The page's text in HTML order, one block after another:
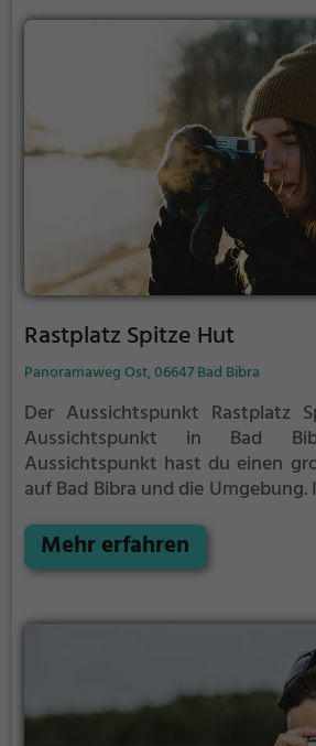
Rastplatz Spitze Hut
Panoramaweg Ost, 06647 Bad Bibra
Der Aussichtspunkt Rastplatz
Aussichtspunkt in Bad
Aussichtspunkt hast du einen
auf Bad Bibra und die Umgebung.
Ausflugsziel für
oder zum Picknicken und lockt
Mehr erfahren